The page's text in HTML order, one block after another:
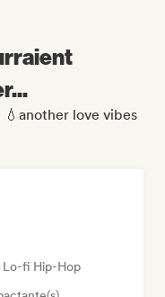
love vibes
fi Hip-Hop